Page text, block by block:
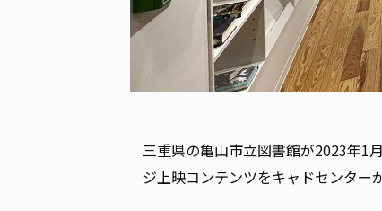
三重県の亀山市立図書館が2023年1
ジ上映コンテンツをキャドセンター